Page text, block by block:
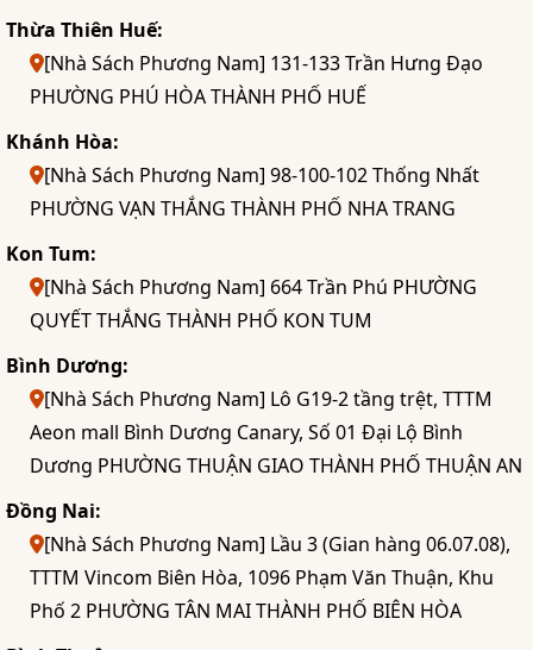
Thừa Thiên Huế:
[Nhà Sách Phương Nam] 131-133 Trần Hưng Đạo
PHƯỜNG PHÚ HÒA THÀNH PHỐ HUẾ
Khánh Hòa:
[Nhà Sách Phương Nam] 98-100-102 Thống Nhất
PHƯỜNG VẠN THẮNG THÀNH PHỐ NHA TRANG
Kon Tum:
[Nhà Sách Phương Nam] 664 Trần Phú PHƯỜNG
QUYẾT THẮNG THÀNH PHỐ KON TUM
Bình Dương:
[Nhà Sách Phương Nam] Lô G19-2 tầng trệt, TTTM
Aeon mall Bình Dương Canary, Số 01 Đại Lộ Bình
Dương PHƯỜNG THUẬN GIAO THÀNH PHỐ THUẬN AN
Đồng Nai:
[Nhà Sách Phương Nam] Lầu 3 (Gian hàng 06.07.08),
TTTM Vincom Biên Hòa, 1096 Phạm Văn Thuận, Khu
Phố 2 PHƯỜNG TÂN MAI THÀNH PHỐ BIÊN HÒA